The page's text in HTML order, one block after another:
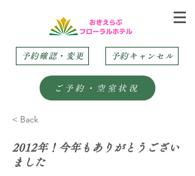
予約確認・変更 予約キャンセル
ご予約・空室状況
< Back
2012年！今年もありがとうござい
ました